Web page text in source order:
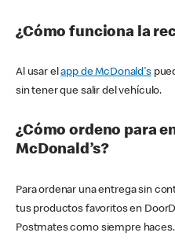
¿Cómo funciona la
Al usar elapp de McDonald's
sin tener que salir del vehículo.
¿Cómo ordeno para
McDonald’s?
Para ordenar una entrega sin
tus productos favoritos en
Postmates como siempre